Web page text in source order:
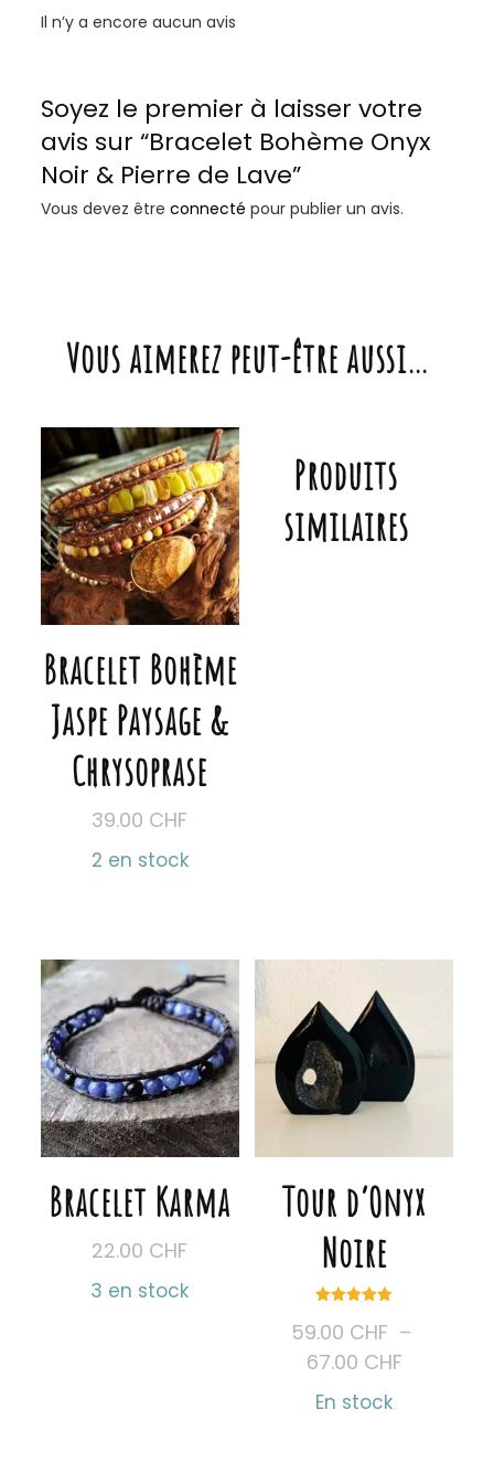
Il n’y a encore aucun avis
Soyez le premier à laisser votre
avis sur “Bracelet Bohème Onyx
Noir & Pierre de Lave”
Vous devez êtreconnecté pour publier un avis.
Vous aimerez peut-être aussi…
Bracelet Bohème
Jaspe Paysage &
Chrysoprase
39.00 CHF
2 en stock
Produits
similaires
Bracelet Karma
22.00 CHF
3 en stock
Tour d’Onyx
Noire
5.00
sur 5
59.00 CHF –
67.00 CHFPlage
En stock